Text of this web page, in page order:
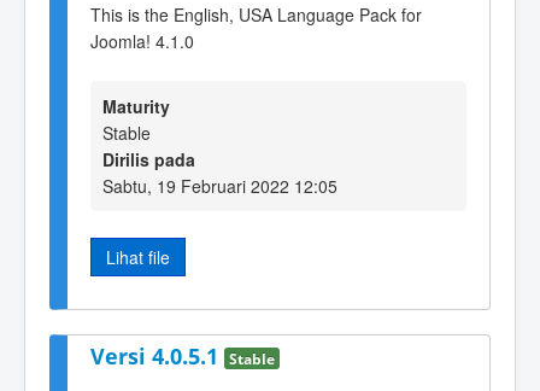
This is the English, USA Language Pack for
Joomla! 4.1.0
Maturity
Stable
Dirilis pada
Sabtu, 19 Februari 2022 12:05
Lihat file
Versi 4.0.5.1 Stable